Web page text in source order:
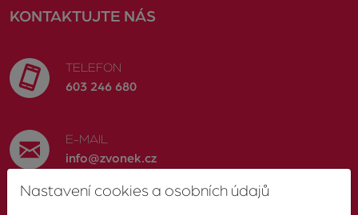
KONTAKTUJTE NÁS
TELEFON
603 246 680
E-MAIL
info@zvonek.cz
Nastavení cookies a osobních údajů